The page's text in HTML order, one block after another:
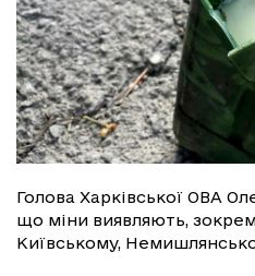
Голова Харківської ОВА
що міни виявляють,
Київському,